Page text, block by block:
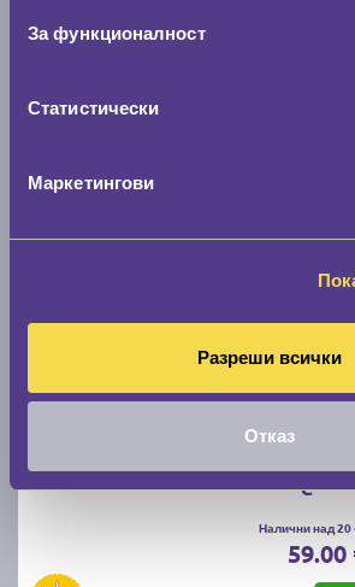
За функционалност
Статистически
Маркетингови
Разреши всички
Отказ
C
Налични над 20